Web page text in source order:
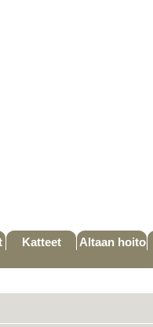
Katteet Altaan hoito